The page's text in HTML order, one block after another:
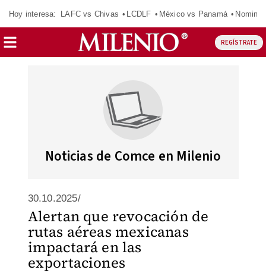
Hoy interesa: LAFC vs Chivas LCDLF México vs Panamá
REGÍSTRATE
Noticias de Comce en Milenio
30.10.2025/
Alertan que revocación de
rutas aéreas mexicanas
impactará en las
exportaciones